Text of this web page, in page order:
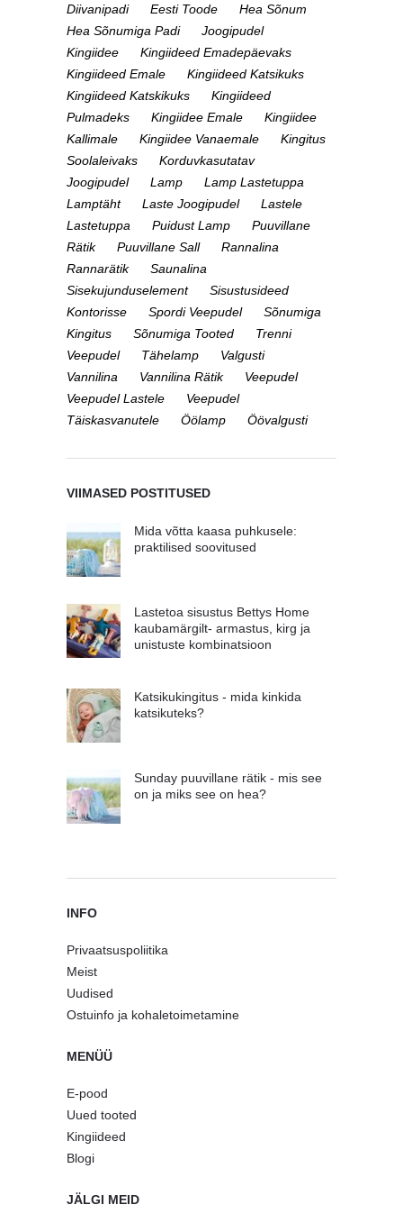
Diivanipadi
Eesti Toode
Hea Sõnum
Hea Sõnumiga Padi
Joogipudel
Kingiidee
Kingiideed Emadepäevaks
Kingiideed Emale
Kingiideed Katsikuks
Kingiideed Katskikuks
Kingiideed
Pulmadeks
Kingiidee Emale
Kingiidee
Kallimale
Kingiidee Vanaemale
Kingitus
Soolaleivaks
Korduvkasutatav
Joogipudel
Lamp
Lamp Lastetuppa
Lamptäht
Laste Joogipudel
Lastele
Lastetuppa
Puidust Lamp
Puuvillane
Rätik
Puuvillane Sall
Rannalina
Rannarätik
Saunalina
Sisekujunduselement
Sisustusideed
Kontorisse
Spordi Veepudel
Sõnumiga
Kingitus
Sõnumiga Tooted
Trenni
Veepudel
Tähelamp
Valgusti
Vannilina
Vannilina Rätik
Veepudel
Veepudel Lastele
Veepudel
Täiskasvanutele
Öölamp Öövalgusti
VIIMASED POSTITUSED
Mida võtta kaasa puhkusele:
praktilised soovitused
Lastetoa sisustus Bettys Home
kaubamärgilt- armastus, kirg ja
unistuste kombinatsioon
Katsikukingitus - mida kinkida
katsikuteks?
Sunday puuvillane rätik - mis see
on ja miks see on hea?
INFO
Privaatsuspoliitika
Meist
Uudised
Ostuinfo ja kohaletoimetamine
MENÜÜ
E-pood
Uued tooted
Kingiideed
Blogi
JÄLGI MEID